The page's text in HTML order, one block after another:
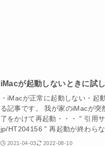
iMacが起動しないときに試
・iMacが正常に起動しない・起
る記事です。 我が家のiMacが
了をかけて再起動・・・ " 引用
jp/HT204156 " 再起動が終わらな
2021-04-03 2022-08-10